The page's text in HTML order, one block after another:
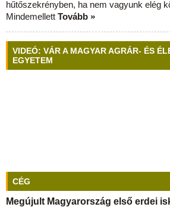
hűtőszekrényben, ha nem vagyunk elég
Mindemellett Tovább »
VIDEÓ: VÁR A MAGYAR AGRÁR- ÉS
EGYETEM
CÉG
Megújult Magyarország első erdei